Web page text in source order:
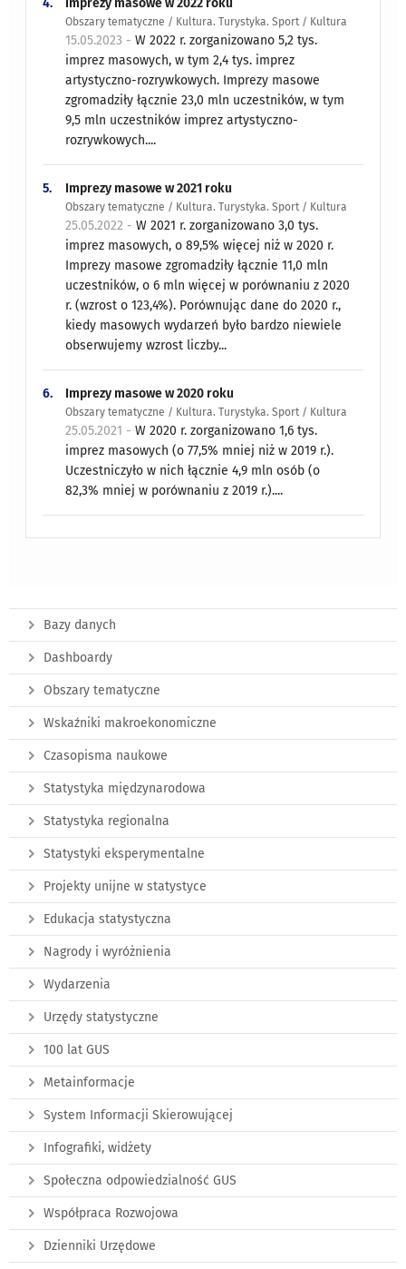
Obszary tematyczne / Kultura. Turystyka. Sport / Kultura
15.05.2023 -W 2022 r. zorganizowano 5,2 tys.
imprez masowych, w tym 2,4 tys. imprez
artystyczno-rozrywkowych. Imprezy masowe
zgromadziły łącznie 23,0 mln uczestników, w tym
9,5 mln uczestników imprez artystyczno-
rozrywkowych....
5. Imprezy masowe w 2021 roku
Obszary tematyczne / Kultura. Turystyka. Sport / Kultura
25.05.2022 -W 2021 r. zorganizowano 3,0 tys.
imprez masowych, o 89,5% więcej niż w 2020 r.
Imprezy masowe zgromadziły łącznie 11,0 mln
uczestników, o 6 mln więcej w porównaniu z 2020
r. (wzrost o 123,4%). Porównując dane do 2020 r.,
kiedy masowych wydarzeń było bardzo niewiele
obserwujemy wzrost liczby...
6. Imprezy masowe w 2020 roku
Obszary tematyczne / Kultura. Turystyka. Sport / Kultura
25.05.2021 -W 2020 r. zorganizowano 1,6 tys.
imprez masowych (o 77,5% mniej niż w 2019 r.).
Uczestniczyło w nich łącznie 4,9 mln osób (o
82,3% mniej w porównaniu z 2019 r.)....
Bazy danych
Dashboardy
Obszary tematyczne
Wskaźniki makroekonomiczne
Czasopisma naukowe
Statystyka międzynarodowa
Statystyka regionalna
Statystyki eksperymentalne
Projekty unijne w statystyce
Edukacja statystyczna
Nagrody i wyróżnienia
Wydarzenia
Urzędy statystyczne
100 lat GUS
Metainformacje
System Informacji Skierowującej
Infografiki, widżety
Społeczna odpowiedzialność GUS
Współpraca Rozwojowa
Dzienniki Urzędowe